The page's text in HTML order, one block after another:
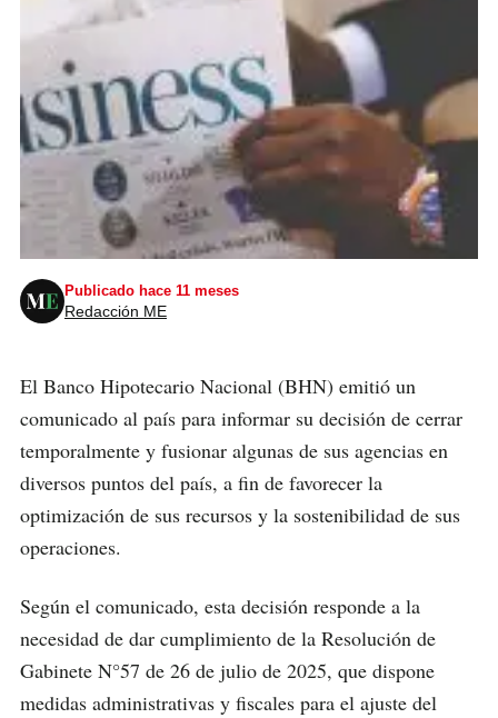
Publicado hace 11 meses
Redacción ME
El Banco Hipotecario Nacional (BHN) emitió un
comunicado al país para informar su decisión de cerrar
temporalmente y fusionar algunas de sus agencias en
diversos puntos del país, a fin de favorecer la
optimización de sus recursos y la sostenibilidad de sus
operaciones.
Según el comunicado, esta decisión responde a la
necesidad de dar cumplimiento de la Resolución de
Gabinete N°57 de 26 de julio de 2025, que dispone
medidas administrativas y fiscales para el ajuste del